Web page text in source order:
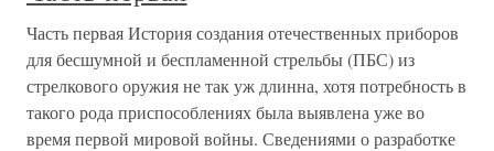
Часть первая История создания отечественных приборов
для бесшумной и беспламенной стрельбы (ПБС) из
стрелкового оружия не так уж длинна, хотя потребность в
такого рода приспособлениях была выявлена уже во
время первой мировой войны. Сведениями о разработке